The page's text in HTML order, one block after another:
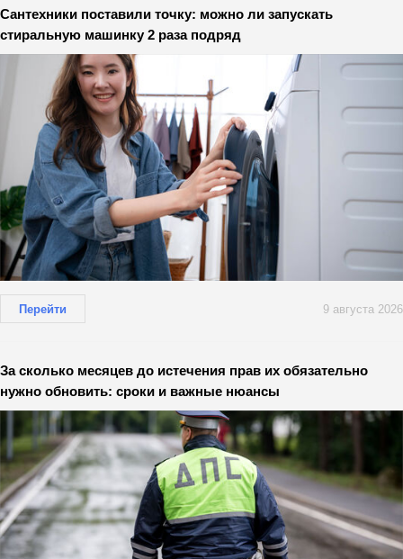
Сантехники поставили точку: можно ли запускать
стиральную машинку 2 раза подряд
Перейти 9 августа 2026
За сколько месяцев до истечения прав их обязательно
нужно обновить: сроки и важные нюансы